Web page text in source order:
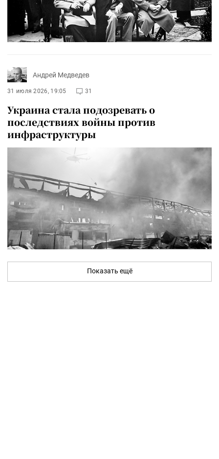
Андрей Медведев
31 июля 2026, 19:05 31
Украина стала подозревать о
последствиях войны против
инфраструктуры
Показать ещё